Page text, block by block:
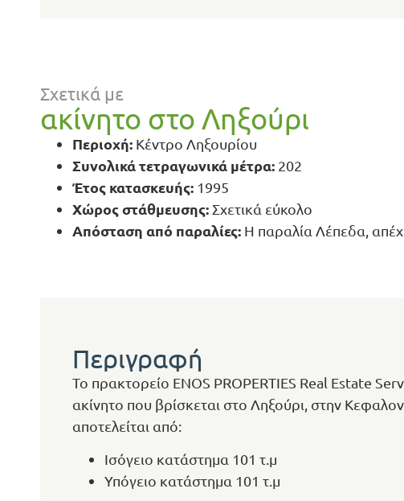
Σχετικά με
ακίνητο στο Ληξούρι
Περιοχή: Κέντρο Ληξουρίου
Συνολικά τετραγωνικά μέτρα: 202
Έτος κατασκευής: 1995
Χώρος στάθμευσης: Σχετικά εύκολο
Απόσταση από παραλίες: Η παραλία Λέπεδα,
Περιγραφή
Το πρακτορείο ENOS PROPERTIES Real Estate
ακίνητο που βρίσκεται στο Ληξούρι, στην
αποτελείται από:
Ισόγειο κατάστημα 101 τ.μ
Υπόγειο κατάστημα 101 τ.μ